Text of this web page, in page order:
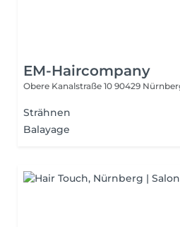
EM-Haircompany
Obere Kanalstraße 10 90429
Strähnen
Balayage